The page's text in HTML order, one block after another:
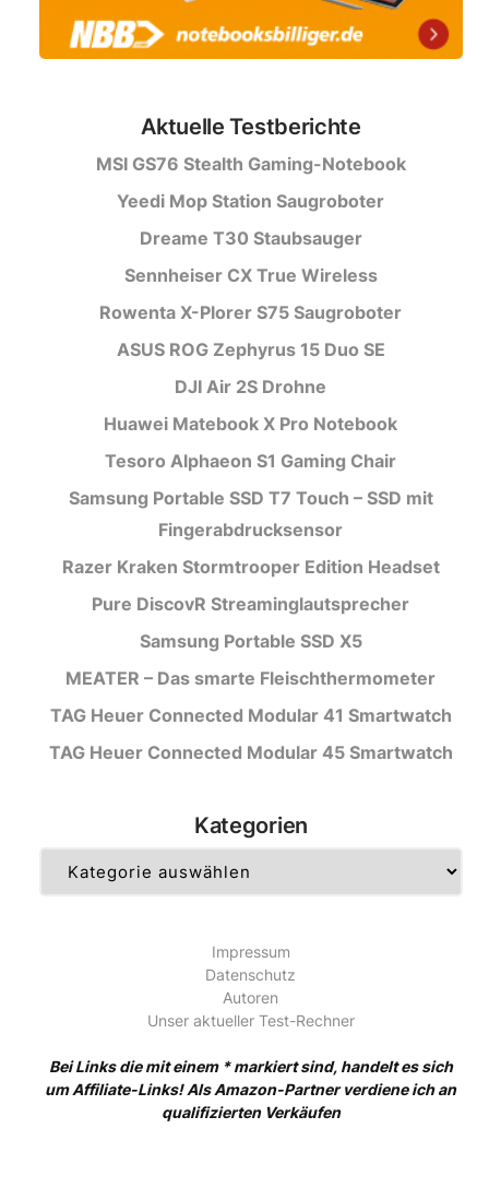
Aktuelle Testberichte
MSI GS76 Stealth Gaming-Notebook
Yeedi Mop Station Saugroboter
Dreame T30 Staubsauger
Sennheiser CX True Wireless
Rowenta X-Plorer S75 Saugroboter
ASUS ROG Zephyrus 15 Duo SE
DJI Air 2S Drohne
Huawei Matebook X Pro Notebook
Tesoro Alphaeon S1 Gaming Chair
Samsung Portable SSD T7 Touch – SSD mit
Fingerabdrucksensor
Razer Kraken Stormtrooper Edition Headset
Pure DiscovR Streaminglautsprecher
Samsung Portable SSD X5
MEATER – Das smarte Fleischthermometer
TAG Heuer Connected Modular 41 Smartwatch
TAG Heuer Connected Modular 45 Smartwatch
Kategorien
Impressum
Datenschutz
Autoren
Unser aktueller Test-Rechner
Bei Links die mit einem * markiert sind, handelt es sich
um Affiliate-Links! Als Amazon-Partner verdiene ich an
qualifizierten Verkäufen